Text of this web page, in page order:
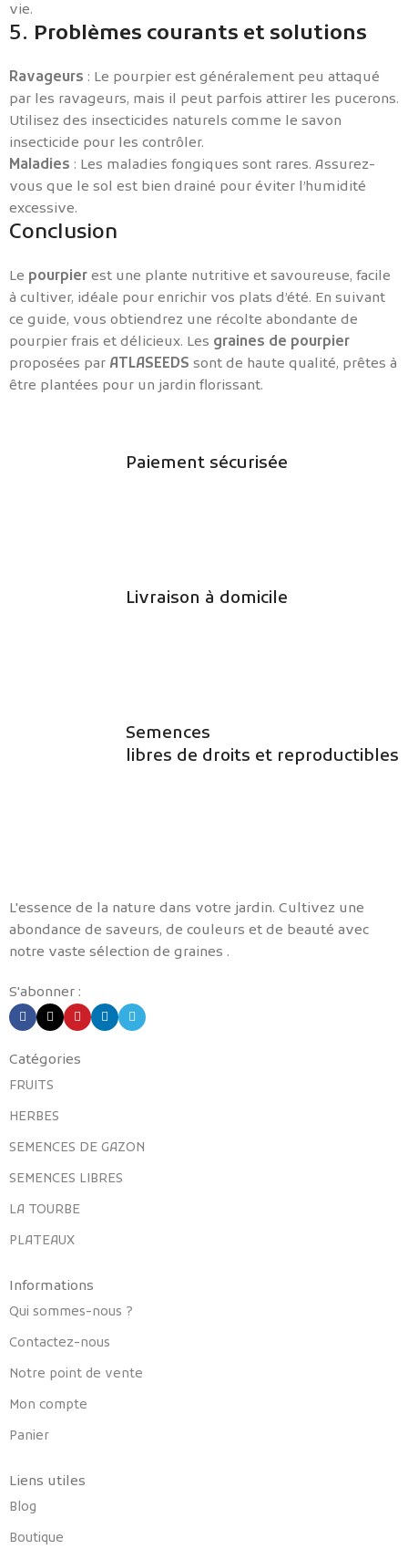
vie.
5. Problèmes courants et solutions
Ravageurs : Le pourpier est généralement peu attaqué
par les ravageurs, mais il peut parfois attirer les pucerons.
Utilisez des insecticides naturels comme le savon
insecticide pour les contrôler.
Maladies : Les maladies fongiques sont rares. Assurez-
vous que le sol est bien drainé pour éviter l’humidité
excessive.
Conclusion
Le pourpier est une plante nutritive et savoureuse, facile
à cultiver, idéale pour enrichir vos plats d’été. En suivant
ce guide, vous obtiendrez une récolte abondante de
pourpier frais et délicieux. Les graines de pourpier
proposées par ATLASEEDS sont de haute qualité, prêtes à
être plantées pour un jardin florissant.
Paiement sécurisée
Livraison à domicile
Semences
libres de droits et reproductibles
L'essence de la nature dans votre jardin. Cultivez une
abondance de saveurs, de couleurs et de beauté avec
notre vaste sélection de graines .
S'abonner :
Catégories
FRUITS
HERBES
SEMENCES DE GAZON
SEMENCES LIBRES
LA TOURBE
PLATEAUX
Informations
Qui sommes-nous ?
Contactez-nous
Notre point de vente
Mon compte
Panier
Liens utiles
Blog
Boutique